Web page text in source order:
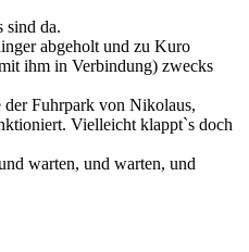
sind da.
abgeholt und zu Kuro
ihm in Verbindung) zwecks
der Fuhrpark von Nikolaus,
Vielleicht klappt`s doch
warten, und warten, und